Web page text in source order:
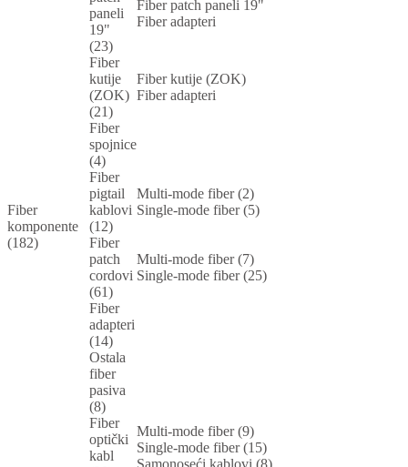
Fiber
komponente
(182)
paneli
19"
(23)
Fiber patch paneli 19"
Fiber adapteri
Fiber
kutije
(ZOK)
(21)
Fiber kutije (ZOK)
Fiber adapteri
Fiber
spojnice
(4)
Fiber
pigtail
kablovi
(12)
Multi-mode fiber (2)
Single-mode fiber (5)
Fiber
patch
cordovi
(61)
Multi-mode fiber (7)
Single-mode fiber (25)
Fiber
adapteri
(14)
Ostala
fiber
pasiva
(8)
Fiber
optički
kabl
Multi-mode fiber (9)
Single-mode fiber (15)